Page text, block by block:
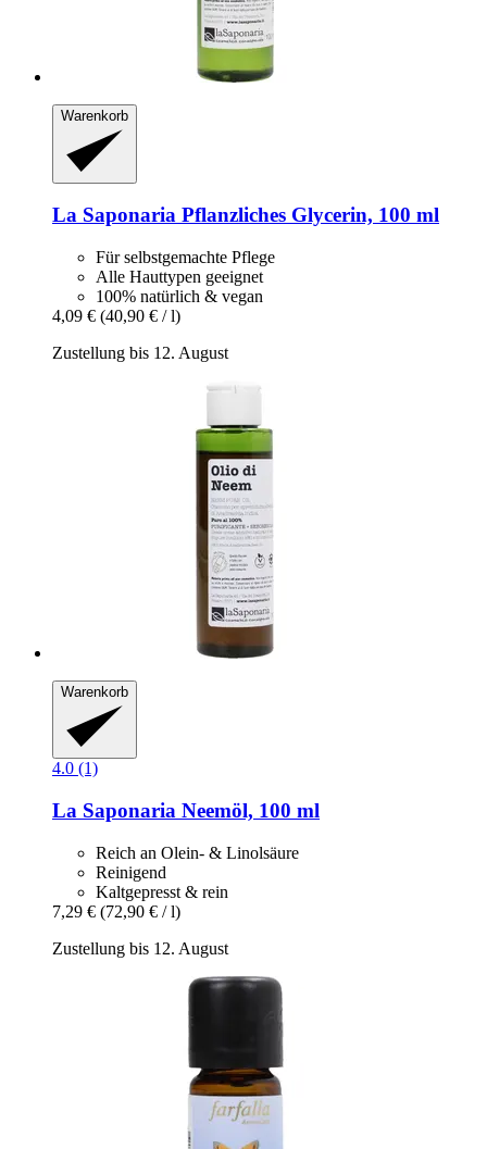
Warenkorb
La Saponaria Pflanzliches Glycerin, 100 ml
Für selbstgemachte Pflege
Alle Hauttypen geeignet
100% natürlich & vegan
4,09 € (40,90 € / l)
Zustellung bis 12. August
Warenkorb
4.0 (1)
La Saponaria Neemöl, 100 ml
Reich an Olein- & Linolsäure
Reinigend
Kaltgepresst & rein
7,29 € (72,90 € / l)
Zustellung bis 12. August